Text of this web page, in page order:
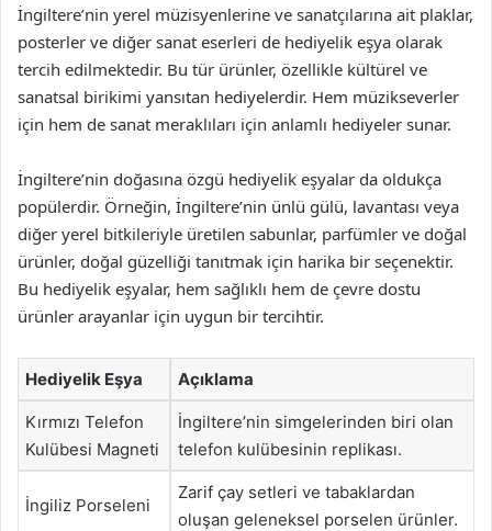
İngiltere’nin yerel müzisyenlerine ve sanatçılarına ait plaklar,
posterler ve diğer sanat eserleri de hediyelik eşya olarak
tercih edilmektedir. Bu tür ürünler, özellikle kültürel ve
sanatsal birikimi yansıtan hediyelerdir. Hem müzikseverler
için hem de sanat meraklıları için anlamlı hediyeler sunar.
İngiltere’nin doğasına özgü hediyelik eşyalar da oldukça
popülerdir. Örneğin, İngiltere’nin ünlü gülü, lavantası veya
diğer yerel bitkileriyle üretilen sabunlar, parfümler ve doğal
ürünler, doğal güzelliği tanıtmak için harika bir seçenektir.
Bu hediyelik eşyalar, hem sağlıklı hem de çevre dostu
ürünler arayanlar için uygun bir tercihtir.
Hediyelik Eşya Açıklama
Kırmızı Telefon
Kulübesi Magneti
İngiltere’nin simgelerinden biri olan
telefon kulübesinin replikası.
İngiliz Porseleni
Zarif çay setleri ve tabaklardan
oluşan geleneksel porselen ürünler.